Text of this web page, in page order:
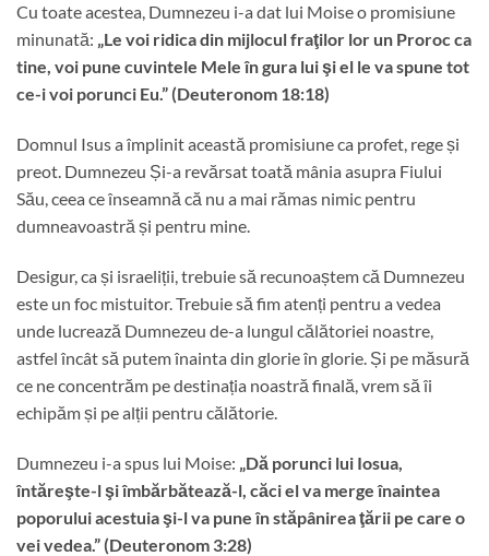
Cu toate acestea, Dumnezeu i-a dat lui Moise o promisiune
minunată: „Le voi ridica din mijlocul fraţilor lor un Proroc ca
tine, voi pune cuvintele Mele în gura lui şi el le va spune tot
ce-i voi porunci Eu.” (Deuteronom 18:18)
Domnul Isus a împlinit această promisiune ca profet, rege și
preot. Dumnezeu Și-a revărsat toată mânia asupra Fiului
Său, ceea ce înseamnă că nu a mai rămas nimic pentru
dumneavoastră și pentru mine.
Desigur, ca și israeliții, trebuie să recunoaștem că Dumnezeu
este un foc mistuitor. Trebuie să fim atenți pentru a vedea
unde lucrează Dumnezeu de-a lungul călătoriei noastre,
astfel încât să putem înainta din glorie în glorie. Și pe măsură
ce ne concentrăm pe destinația noastră finală, vrem să îi
echipăm și pe alții pentru călătorie.
Dumnezeu i-a spus lui Moise: „ Dă porunci lui Iosua,
întăreşte-l şi îmbărbătează-l, căci el va merge înaintea
poporului acestuia şi-l va pune în stăpânirea ţării pe care o
vei vedea.” (Deuteronom 3:28)